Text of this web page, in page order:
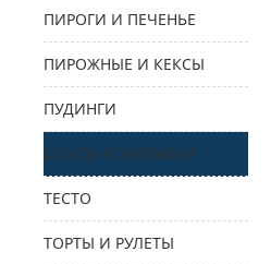
ПИРОГИ И ПЕЧЕНЬЕ
ПИРОЖНЫЕ И КЕКСЫ
ПУДИНГИ
СОУСЫ И ЗАПРАВКИ
ТЕСТО
ТОРТЫ И РУЛЕТЫ